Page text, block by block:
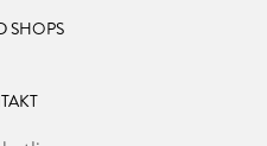
SHOPS